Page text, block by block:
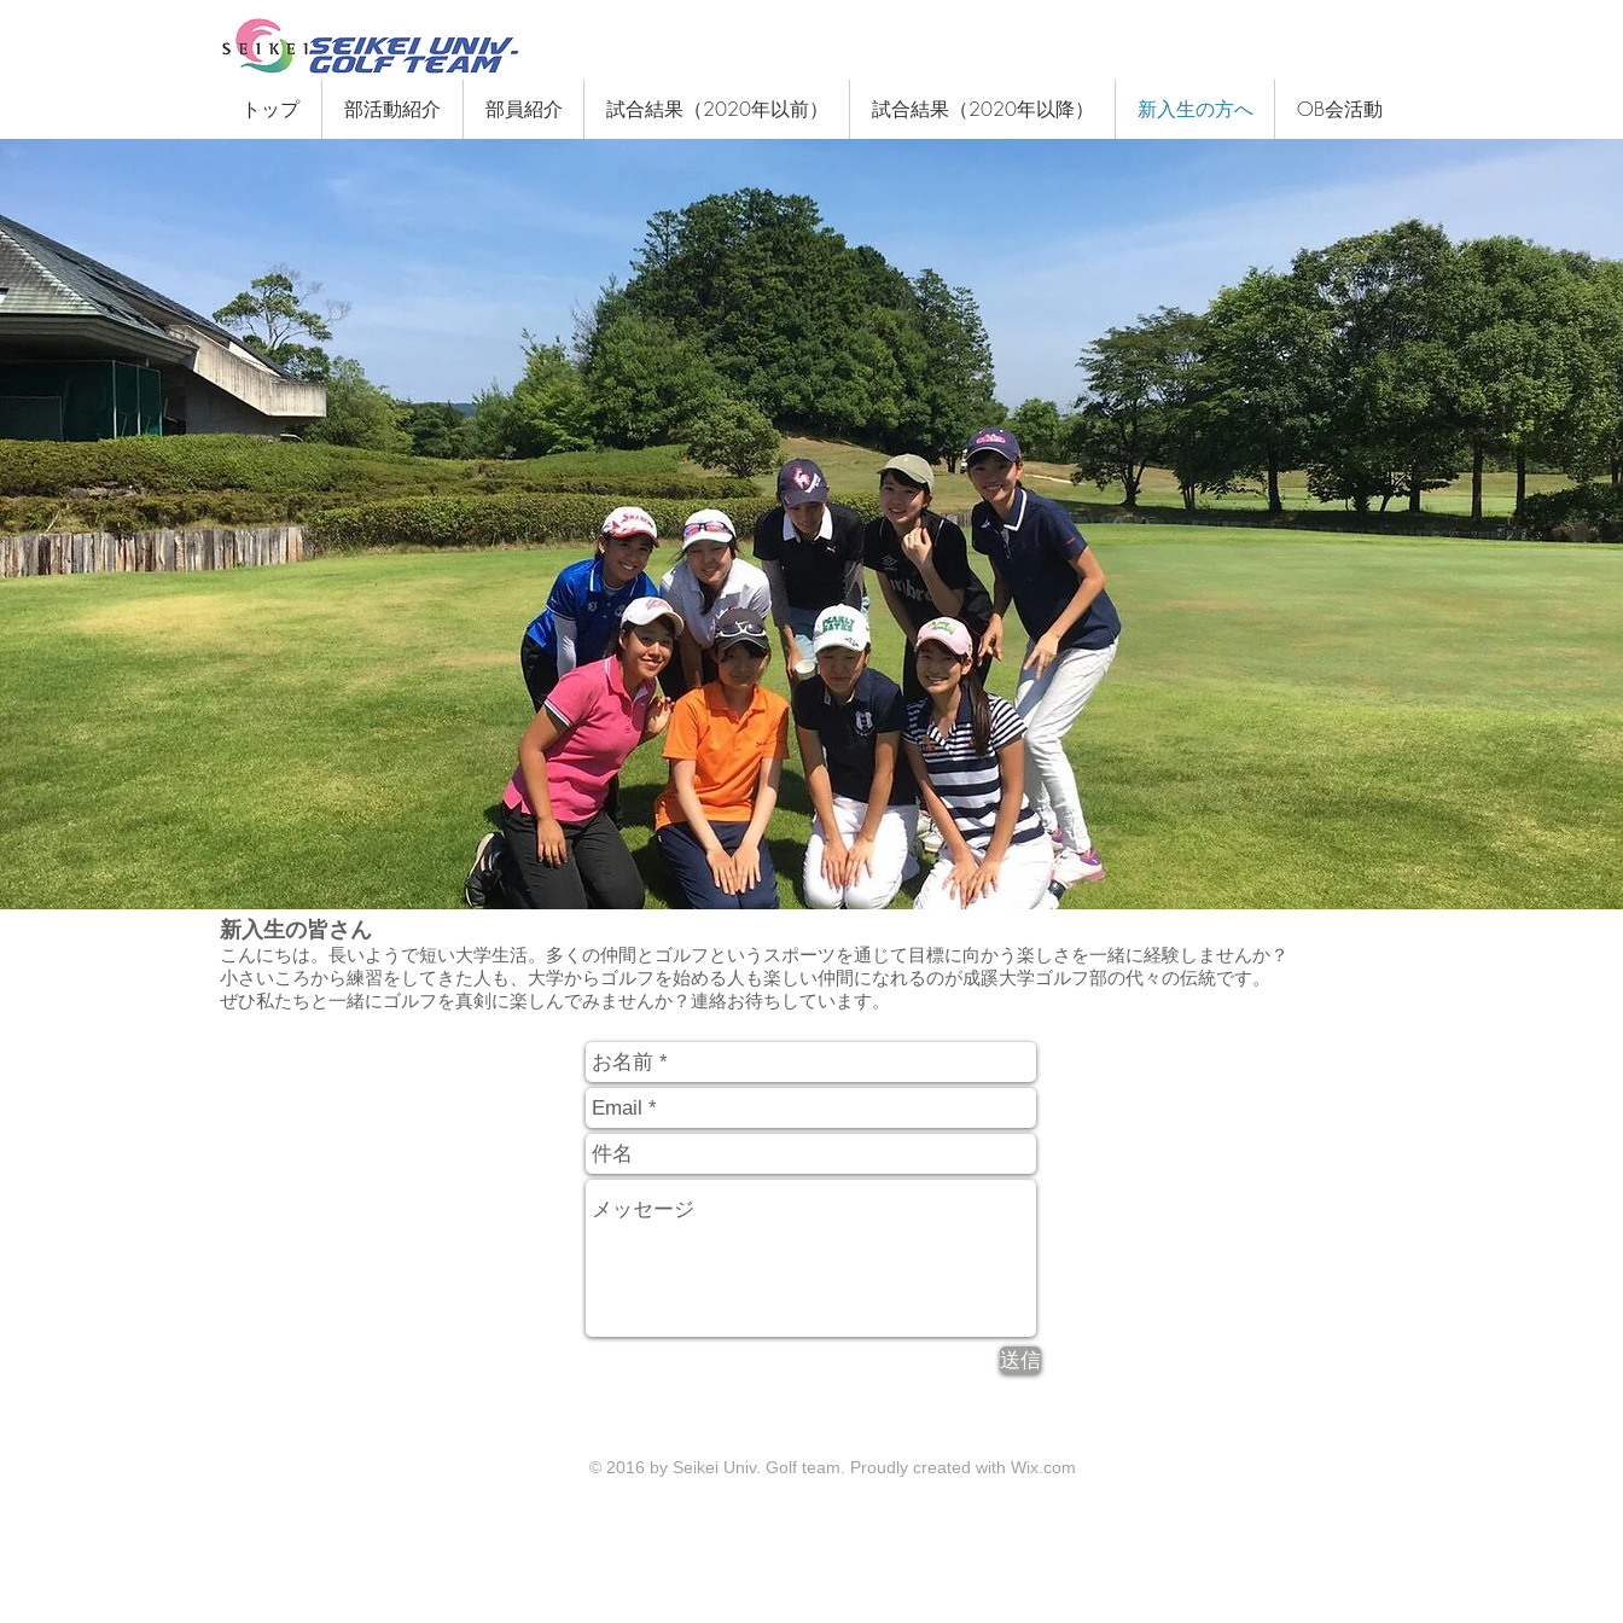
トップ 部活動紹介 部員紹介 試合結果（2020年以前） 試合結果（2020年以降） 新入生の方へ OB会活動
新入生の皆さん
こんにちは。長いようで短い大学生活。多くの仲間とゴルフというスポーツを通じて目標に向かう楽しさを一緒に経験しませんか？
小さいころから練習をしてきた人も、大学からゴルフを始める人も楽しい仲間になれるのが成蹊大学ゴルフ部の代々の伝統です。
​ぜひ私たちと一緒にゴルフを真剣に楽しんでみませんか？連絡お待ちしています。
送信
© 2016 by Seikei Univ. Golf team. Proudly created with Wix.com